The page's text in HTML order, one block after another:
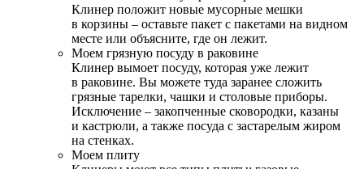
Клинер положит новые мусорные мешки
в корзины – оставьте пакет с пакетами на видном
месте или объясните, где он лежит.
Моем грязную посуду в раковине
Клинер вымоет посуду, которая уже лежит
в раковине. Вы можете туда заранее сложить
грязные тарелки, чашки и столовые приборы.
Исключение – закопченные сковородки, казаны
и кастрюли, а также посуда с застарелым жиром
на стенках.
Моем плиту